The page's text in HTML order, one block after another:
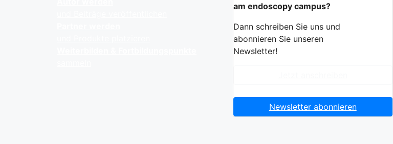
am endoscopy campus?
Dann schreiben Sie uns und
abonnieren Sie unseren
Newsletter!
Newsletter abonnieren